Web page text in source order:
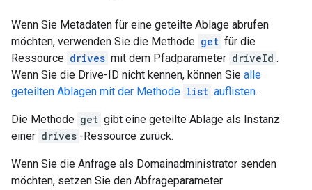
Wenn Sie Metadaten für eine geteilte Ablage abrufen
möchten, verwenden Sie die Methode get für die
Ressource drives mit dem Pfadparameter driveId .
Wenn Sie die Drive-ID nicht kennen, können Sie alle
geteilten Ablagen mit der Methode list auflisten.
Die Methode get gibt eine geteilte Ablage als Instanz
einer drives -Ressource zurück.
Wenn Sie die Anfrage als Domainadministrator senden
möchten, setzen Sie den Abfrageparameter